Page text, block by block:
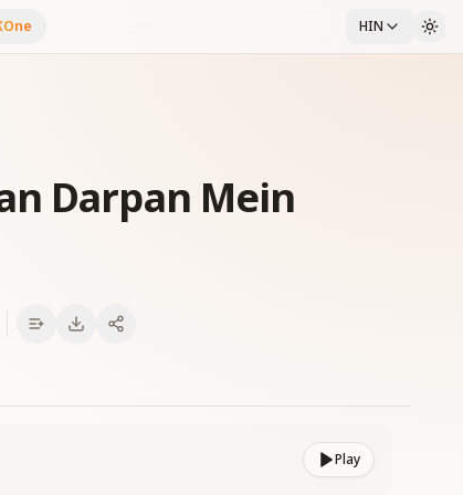
HIN
Darpan Mein
Play